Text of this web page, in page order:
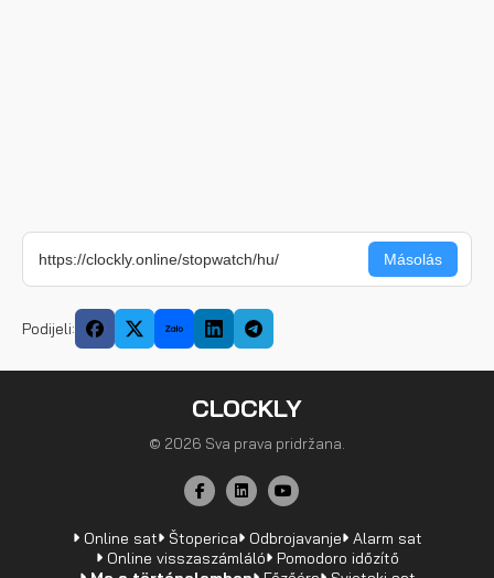
Podijeli:
CLOCKLY
© 2026 Sva prava pridržana.
Online sat Štoperica Odbrojavanje Alarm sat
Online visszaszámláló Pomodoro időzítő